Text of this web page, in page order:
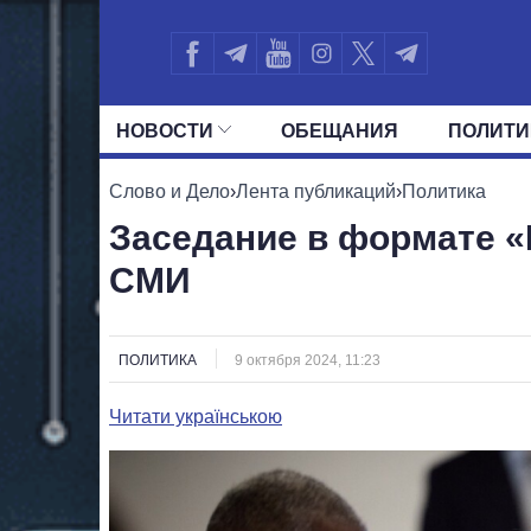
НОВОСТИ ОБЕЩАНИЯ
ВСЕ ПОЛИТИКИ ПРЕЗИДЕНТ И
Слово и Дело›Лента публикаций›Политика
Заседание в формате
СМИ
ПОЛИТИКА 9 октября 2024, 11:23
Читати українською